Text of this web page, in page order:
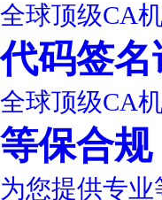
全球顶级CA
代码签名
全球顶级CA
等保合规
为您提供专